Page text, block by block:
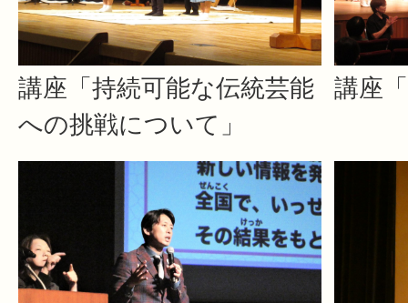
講座「持続可能な伝統芸能
への挑戦について」
講座